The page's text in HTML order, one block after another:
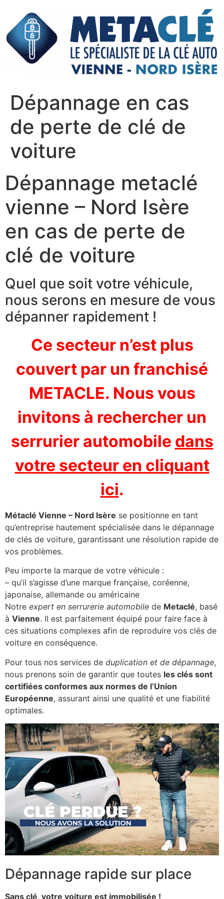
contenu
Dépannage en cas
de perte de clé de
voiture
Dépannage metaclé
vienne – Nord Isère
en cas de perte de
clé de voiture
Quel que soit votre véhicule,
nous serons en mesure de vous
dépanner rapidement !
Ce secteur n’est plus
couvert par un franchisé
METACLE. Nous vous
invitons à rechercher un
serrurier automobile dans
votre secteur en cliquant
ici.
Métaclé Vienne – Nord Isère se positionne en tant
qu’entreprise hautement spécialisée dans le dépannage
de clés de voiture, garantissant une résolution rapide de
vos problèmes.
Peu importe la marque de votre véhicule :
– qu’il s’agisse d’une marque française, coréenne,
japonaise, allemande ou américaine
Notre expert en serrurerie automobile de Metaclé, basé
à Vienne. Il est parfaitement équipé pour faire face à
ces situations complexes afin de reproduire vos clés de
voiture en conséquence.
Pour tous nos services de duplication et de dépannage,
nous prenons soin de garantir que toutes les clés sont
certifiées conformes aux normes de l’Union
Européenne, assurant ainsi une qualité et une fiabilité
optimales.
Dépannage rapide sur place
Sans clé, votre voiture est immobilisée !